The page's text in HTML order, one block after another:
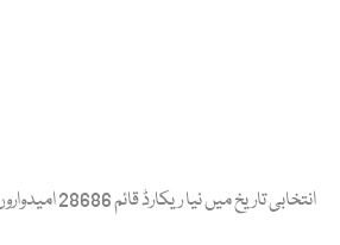
انتخابی تاریخ میں نیا ریکارڈ قائم 28686 امیدواروں کے کاغذات جمع